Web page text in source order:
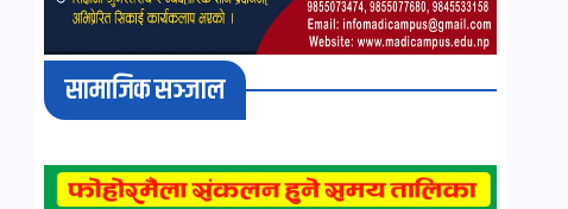
सामाजिक सञ्जाल